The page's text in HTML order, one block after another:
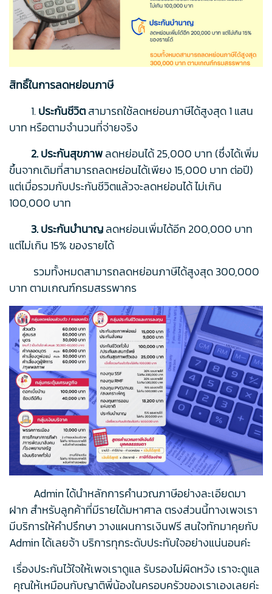
สิทธิ์ในการลดหย่อนภาษี
1.ประกันชีวิตสามารถใช้ลดหย่อนภาษีได้สูงสุด 1 แสน
บาท หรือตามจำนวนที่จ่ายจริง
2. ประกันสุขภาพลดหย่อนได้ 25,000 บาท (ซึ่งได้เพิ่ม
ขึ้นจากเดิมที่สามารถลดหย่อนได้เพียง 15,000 บาท ต่อปี)
แต่เมื่อรวมกับประกันชีวิตแล้วจะลดหย่อนได้ ไม่เกิน
100,000 บาท
3. ประกันบำนาญลดหย่อนเพิ่มได้อีก 200,000 บาท
แต่ไม่เกิน 15% ของรายได้
รวมทั้งหมดสามารถลดหย่อนภาษีได้สูงสุด 300,000
บาท ตามเกณฑ์กรมสรรพากร
Admin ได้นำหลักการคำนวณภาษีอย่างละเอียดมา
ฝาก สำหรับลูกค้าที่มีรายได้มหาศาล ตรงส่วนนี้ทางเพจเรา
มีบริการให้คำปรึกษา วางแผนการเงินฟรี สนใจทักมาคุยกับ
Admin ได้เลยจ้า บริการทุกระดับประทับใจอย่างแน่นอนค่ะ
เรื่องประกันไว้ใจให้เพจเราดูแล รับรองไม่ผิดหวัง เราจะดูแล
คุณให้เหมือนกับญาติพี่น้องในครอบครัวของเราเองเลยค่ะ